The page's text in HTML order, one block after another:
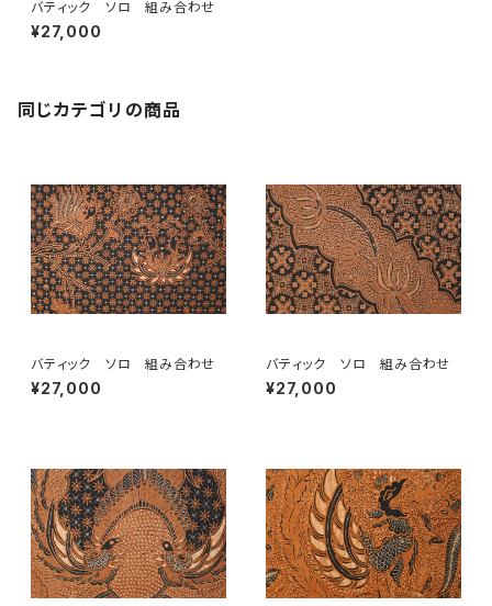
バティック ソロ 組み合わせ
¥27,000
同じカテゴリの商品
バティック ソロ 組み合わせ
¥27,000
バティック ソロ 組み合わせ
¥27,000